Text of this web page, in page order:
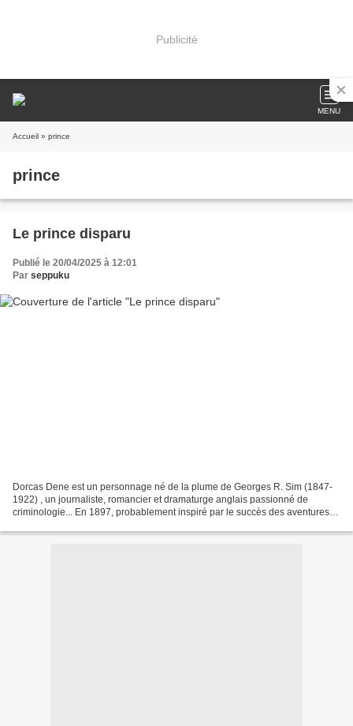
Publicité
MENU
Accueil » prince
prince
Le prince disparu
Publié le 20/04/2025 à 12:01
Par seppuku
Dorcas Dene est un personnage né de la plume de Georges R. Sim (1847-
1922) , un journaliste, romancier et dramaturge anglais passionné de
criminologie... En 1897, probablement inspiré par le succès des aventures